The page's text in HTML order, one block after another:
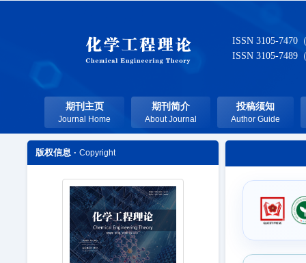
ISSN 3105-7470
ISSN 3105-7489
期刊主页
Journal Home
期刊简介
About Journal
投稿须知
Author Guide
版权信息 · Copyright